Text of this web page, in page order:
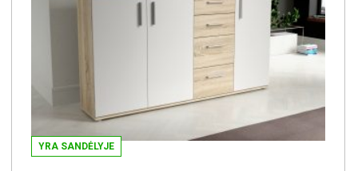
YRA SANDĖLYJE